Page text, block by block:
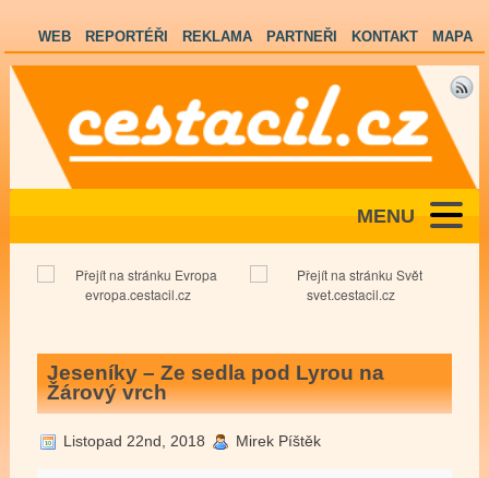
WEB REPORTÉŘI REKLAMA PARTNEŘI KONTAKT MAPA
MENU
evropa.cestacil.cz svet.cestacil.cz
Jeseníky – Ze sedla pod Lyrou na
Žárový vrch
Listopad 22nd, 2018 Mirek Píštěk